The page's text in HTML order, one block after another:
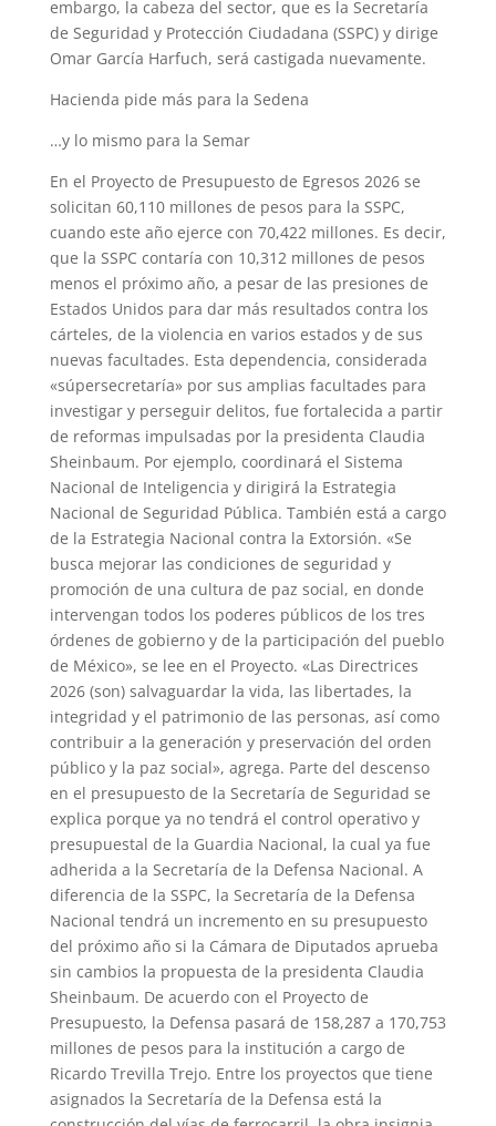
embargo, la cabeza del sector, que es la Secretaría
de Seguridad y Protección Ciudadana (SSPC) y dirige
Omar García Harfuch, será castigada nuevamente.
Hacienda pide más para la Sedena
…y lo mismo para la Semar
En el Proyecto de Presupuesto de Egresos 2026 se
solicitan 60,110 millones de pesos para la SSPC,
cuando este año ejerce con 70,422 millones. Es decir,
que la SSPC contaría con 10,312 millones de pesos
menos el próximo año, a pesar de las presiones de
Estados Unidos para dar más resultados contra los
cárteles, de la violencia en varios estados y de sus
nuevas facultades. Esta dependencia, considerada
«súpersecretaría» por sus amplias facultades para
investigar y perseguir delitos, fue fortalecida a partir
de reformas impulsadas por la presidenta Claudia
Sheinbaum. Por ejemplo, coordinará el Sistema
Nacional de Inteligencia y dirigirá la Estrategia
Nacional de Seguridad Pública. También está a cargo
de la Estrategia Nacional contra la Extorsión. «Se
busca mejorar las condiciones de seguridad y
promoción de una cultura de paz social, en donde
intervengan todos los poderes públicos de los tres
órdenes de gobierno y de la participación del pueblo
de México», se lee en el Proyecto. «Las Directrices
2026 (son) salvaguardar la vida, las libertades, la
integridad y el patrimonio de las personas, así como
contribuir a la generación y preservación del orden
público y la paz social», agrega. Parte del descenso
en el presupuesto de la Secretaría de Seguridad se
explica porque ya no tendrá el control operativo y
presupuestal de la Guardia Nacional, la cual ya fue
adherida a la Secretaría de la Defensa Nacional. A
diferencia de la SSPC, la Secretaría de la Defensa
Nacional tendrá un incremento en su presupuesto
del próximo año si la Cámara de Diputados aprueba
sin cambios la propuesta de la presidenta Claudia
Sheinbaum. De acuerdo con el Proyecto de
Presupuesto, la Defensa pasará de 158,287 a 170,753
millones de pesos para la institución a cargo de
Ricardo Trevilla Trejo. Entre los proyectos que tiene
asignados la Secretaría de la Defensa está la